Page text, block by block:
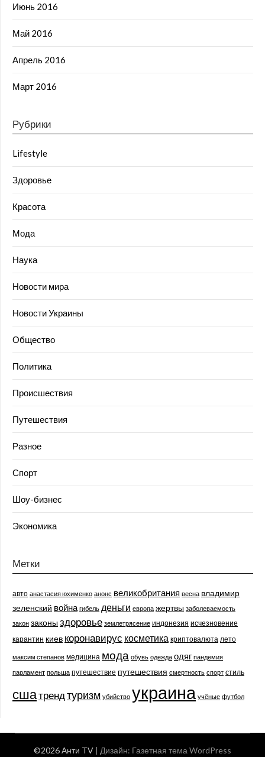
Июнь 2016
Май 2016
Апрель 2016
Март 2016
Рубрики
Lifestyle
Здоровье
Красота
Мода
Наука
Новости мира
Новости Украины
Общество
Политика
Происшествия
Путешествия
Разное
Спорт
Шоу-бизнес
Экономика
Метки
авто анастасия юхименко анонс великобритания весна владимир
зеленский война гибель деньги европа жертвы заболеваемость
закон законыздоровье землетрясение индонезия исчезновение
карантин киев коронавирус косметика криптовалюта лето
максим степанов медицина мода обувь одежда одяг пандемия
парламент польша путешествие путешествия смертность спорт стиль
сшатренд туризм убийство украина учёные футбол
©2026 Анти TV | Дизайн: Газетная тема WordPress